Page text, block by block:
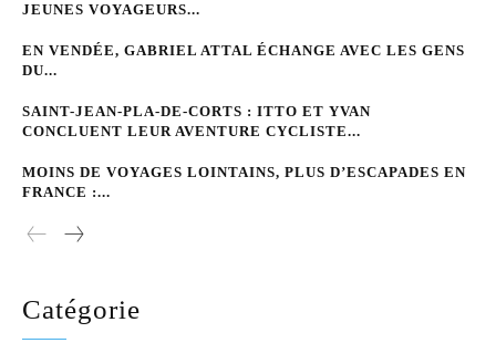
JEUNES VOYAGEURS...
EN VENDÉE, GABRIEL ATTAL ÉCHANGE AVEC LES GENS
DU...
SAINT-JEAN-PLA-DE-CORTS : ITTO ET YVAN
CONCLUENT LEUR AVENTURE CYCLISTE...
MOINS DE VOYAGES LOINTAINS, PLUS D’ESCAPADES EN
FRANCE :...
Catégorie